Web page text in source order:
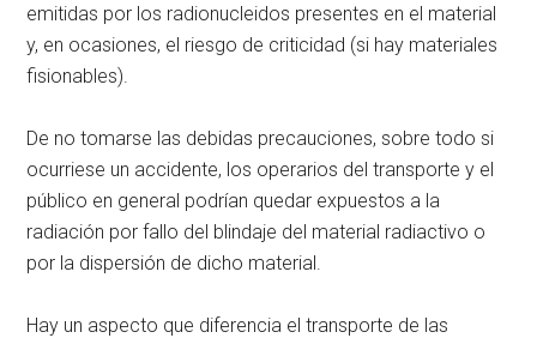
emitidas por los radionucleidos presentes en el material
y, en ocasiones, el riesgo de criticidad (si hay materiales
fisionables).
De no tomarse las debidas precauciones, sobre todo si
ocurriese un accidente, los operarios del transporte y el
público en general podrían quedar expuestos a la
radiación por fallo del blindaje del material radiactivo o
por la dispersión de dicho material.
Hay un aspecto que diferencia el transporte de las